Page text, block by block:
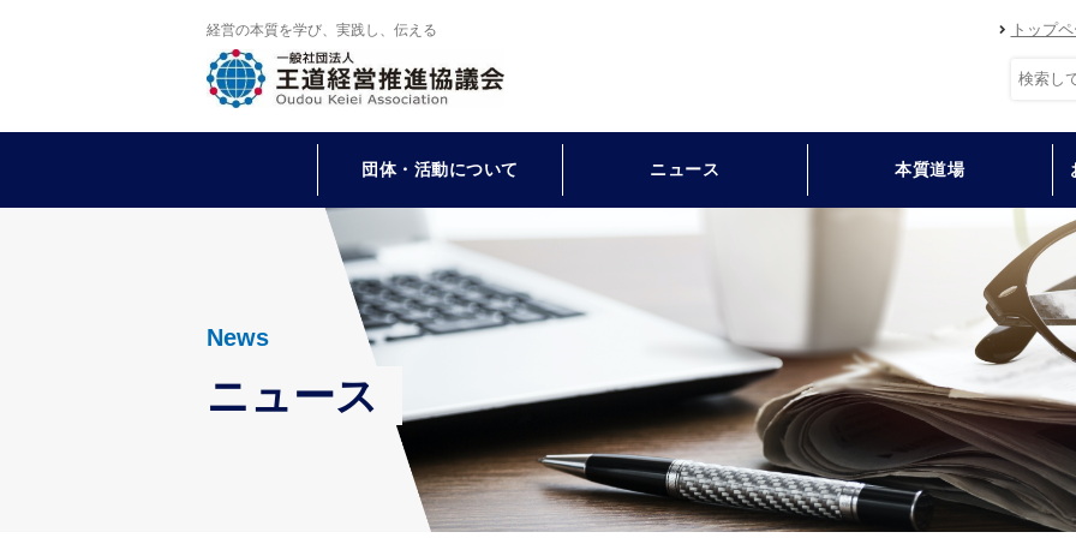
経営の本質を学び、実践し、伝える トップ
団体・活動について ニュース 本質道場
News
ニュース